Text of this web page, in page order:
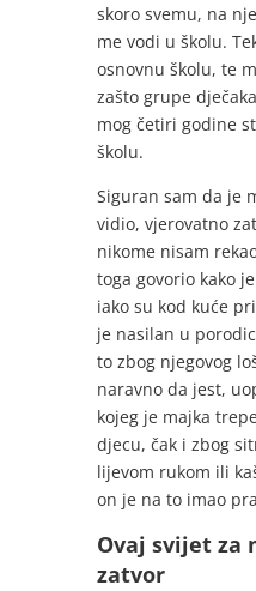
skoro svemu, na
me vodi u školu.
osnovnu školu, te
zašto grupe
mog četiri godine
školu.
Siguran sam da je
vidio, vjerovatno
nikome nisam
toga govorio kako
iako su kod kuće
je nasilan u
to zbog njegovog
naravno da jest,
kojeg je majka
djecu, čak i zbog
lijevom rukom ili
on je na to imao
Ovaj svijet za
zatvor